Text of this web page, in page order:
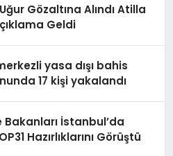
Gözaltına Alındı Atilla
Geldi
yasa dışı bahis
17 kişi yakalandı
Bakanları İstanbul’da
Hazırlıklarını Görüştü